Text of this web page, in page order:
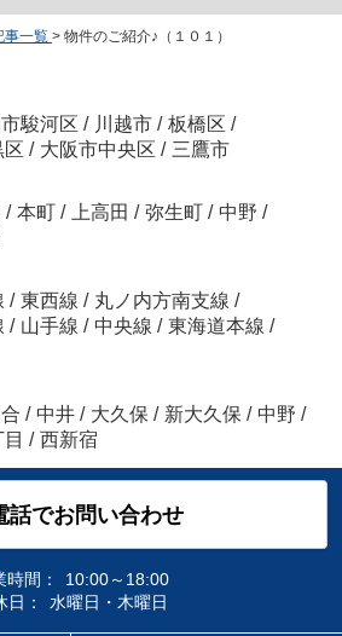
事一覧 > 物件のご紹介♪（１０１）
駿河区 / 川越市 / 板橋区 /
区 / 大阪市中央区 / 三鷹市
/ 本町 / 上高田 / 弥生町 / 中野 /
/ 東西線 / 丸ノ内方南支線 /
/ 山手線 / 中央線 / 東海道本線 /
/ 中井 / 大久保 / 新大久保 / 中野 /
/ 西新宿
話でお問い合わせ
時間：
10:00～18:00
日：
水曜日・木曜日